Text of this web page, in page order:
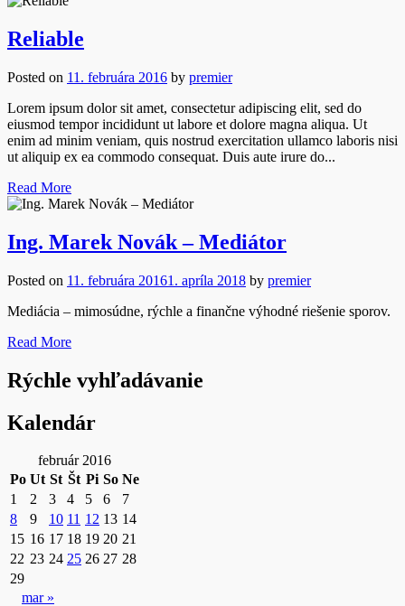
Reliable
Posted on 11. februára 2016 by premier
Lorem ipsum dolor sit amet, consectetur adipiscing elit, sed do
eiusmod tempor incididunt ut labore et dolore magna aliqua. Ut
enim ad minim veniam, quis nostrud exercitation ullamco laboris nisi
ut aliquip ex ea commodo consequat. Duis aute irure do...
Read More
Ing. Marek Novák – Mediátor
Posted on 11. februára 20161. apríla 2018 by premier
Mediácia – mimosúdne, rýchle a finančne výhodné riešenie sporov.
Read More
Rýchle vyhľadávanie
Kalendár
február 2016
Po Ut St Št Pi So Ne
1
2 3 4 5 6
7
8
9 10 11 12 13 14
15 16 17 18 19 20 21
22 23 24 25 26 27 28
29
mar »